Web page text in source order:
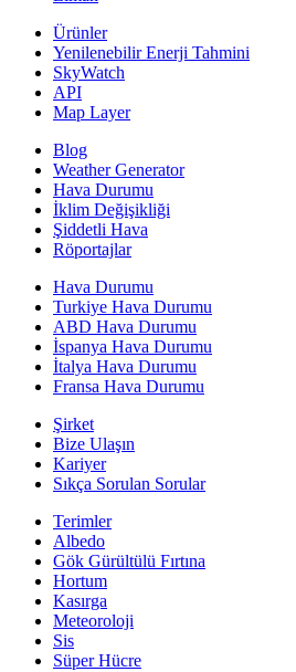
Ürünler
Yenilenebilir Enerji Tahmini
SkyWatch
API
Map Layer
Blog
Weather Generator
Hava Durumu
İklim Değişikliği
Şiddetli Hava
Röportajlar
Hava Durumu
Turkiye Hava Durumu
ABD Hava Durumu
İspanya Hava Durumu
İtalya Hava Durumu
Fransa Hava Durumu
Şirket
Bize Ulaşın
Kariyer
Sıkça Sorulan Sorular
Terimler
Albedo
Gök Gürültülü Fırtına
Hortum
Kasırga
Meteoroloji
Sis
Süper Hücre